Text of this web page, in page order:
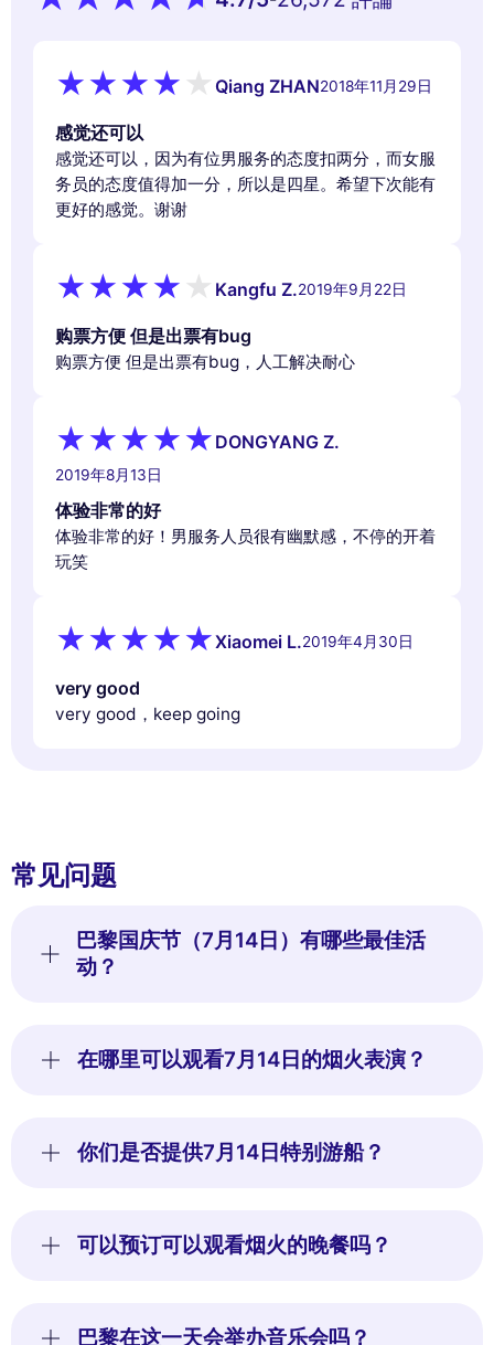
Qiang ZHAN2018年11月29日
感觉还可以
感觉还可以，因为有位男服务的态度扣两分，而女服
务员的态度值得加一分，所以是四星。希望下次能有
更好的感觉。谢谢
Kangfu Z.2019年9月22日
购票方便 但是出票有bug
购票方便 但是出票有bug，人工解决耐心
DONGYANG Z.
2019年8月13日
体验非常的好
体验非常的好！男服务人员很有幽默感，不停的开着
玩笑
Xiaomei L.2019年4月30日
very good
very good，keep going
常见问题
巴黎国庆节（7月14日）有哪些最佳活
动？
在哪里可以观看7月14日的烟火表演？
你们是否提供7月14日特别游船？
可以预订可以观看烟火的晚餐吗？
巴黎在这一天会举办音乐会吗？